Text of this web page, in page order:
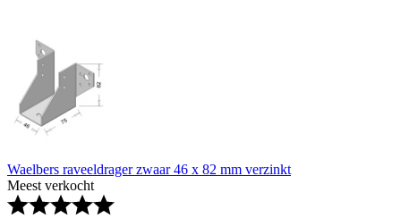
Waelbers raveeldrager zwaar 46 x 82 mm verzinkt
Meest verkocht